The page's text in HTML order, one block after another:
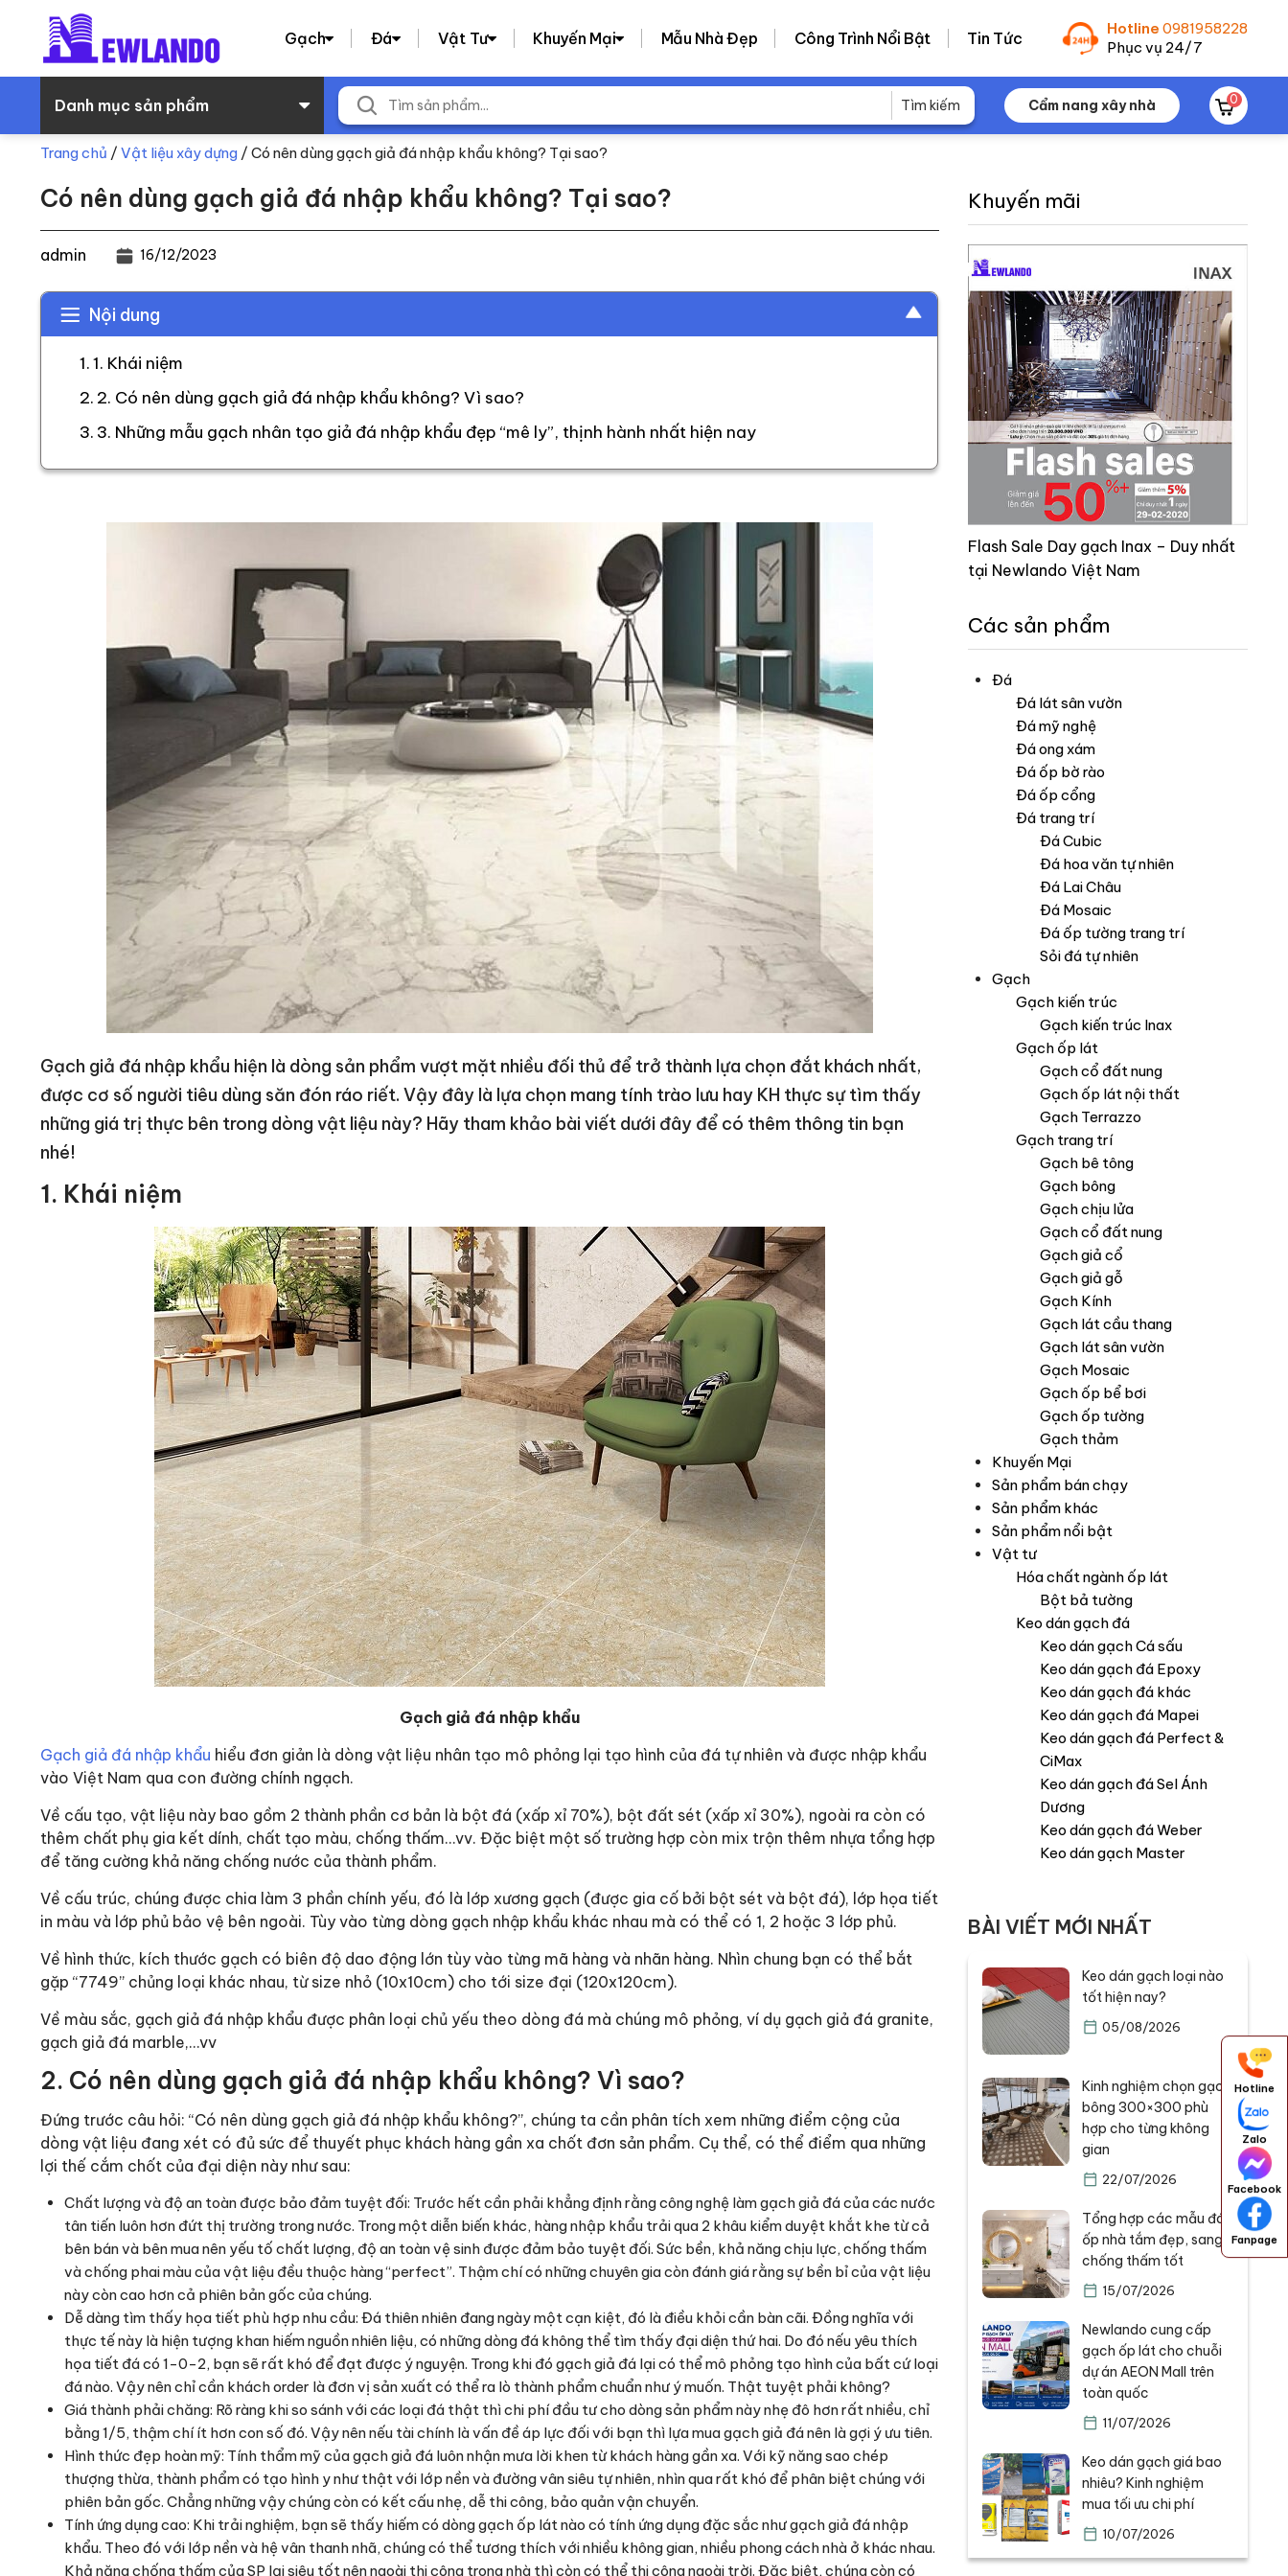
Gạch Đá Vật Tư Khuyến Mại Mẫu Nhà Đẹp Công Trình Nổi Bật Tin Tức
Hotline 0981958228
Phục vụ 24/7
Danh mục sản phẩm Cẩm nang xây nhà 0
Trang chủ / Vật liệu xây dựng / Có nên dùng gạch giả đá nhập khẩu không? Tại sao?
Có nên dùng gạch giả đá nhập khẩu không? Tại sao?
admin 16/12/2023
Nội dung
1. Khái niệm
2. Có nên dùng gạch giả đá nhập khẩu không? Vì sao?
3. Những mẫu gạch nhân tạo giả đá nhập khẩu đẹp “mê ly”, thịnh hành nhất hiện nay
Gạch giả đá nhập khẩu hiện là dòng sản phẩm vượt mặt nhiều đối thủ để trở thành lựa chọn đắt khách nhất,
được cơ số người tiêu dùng săn đón ráo riết. Vậy đây là lựa chọn mang tính trào lưu hay KH thực sự tìm thấy
những giá trị thực bên trong dòng vật liệu này? Hãy tham khảo bài viết dưới đây để có thêm thông tin bạn
nhé!
1. Khái niệm
Gạch giả đá nhập khẩu
Gạch giả đá nhập khẩu hiểu đơn giản là dòng vật liệu nhân tạo mô phỏng lại tạo hình của đá tự nhiên và được nhập khẩu
vào Việt Nam qua con đường chính ngạch.
Về cấu tạo, vật liệu này bao gồm 2 thành phần cơ bản là bột đá (xấp xỉ 70%), bột đất sét (xấp xỉ 30%), ngoài ra còn có
thêm chất phụ gia kết dính, chất tạo màu, chống thấm…vv. Đặc biệt một số trường hợp còn mix trộn thêm nhựa tổng hợp
để tăng cường khả năng chống nước của thành phẩm.
Về cấu trúc, chúng được chia làm 3 phần chính yếu, đó là lớp xương gạch (được gia cố bởi bột sét và bột đá), lớp họa tiết
in màu và lớp phủ bảo vệ bên ngoài. Tùy vào từng dòng gạch nhập khẩu khác nhau mà có thể có 1, 2 hoặc 3 lớp phủ.
Về hình thức, kích thước gạch có biên độ dao động lớn tùy vào từng mã hàng và nhãn hàng. Nhìn chung bạn có thể bắt
gặp “7749” chủng loại khác nhau, từ size nhỏ (10x10cm) cho tới size đại (120x120cm).
Về màu sắc, gạch giả đá nhập khẩu được phân loại chủ yếu theo dòng đá mà chúng mô phỏng, ví dụ gạch giả đá granite,
gạch giả đá marble,…vv
2. Có nên dùng gạch giả đá nhập khẩu không? Vì sao?
Đứng trước câu hỏi: “Có nên dùng gạch giả đá nhập khẩu không?”, chúng ta cần phân tích xem những điểm cộng của
dòng vật liệu đang xét có đủ sức để thuyết phục khách hàng gần xa chốt đơn sản phẩm. Cụ thể, có thể điểm qua những
lợi thế cắm chốt của đại diện này như sau:
Chất lượng và độ an toàn được bảo đảm tuyệt đối: Trước hết cần phải khẳng định rằng công nghệ làm gạch giả đá của các nước
tân tiến luôn hơn đứt thị trường trong nước. Trong một diễn biến khác, hàng nhập khẩu trải qua 2 khâu kiểm duyệt khắt khe từ cả
bên bán và bên mua nên yếu tố chất lượng, độ an toàn vệ sinh được đảm bảo tuyệt đối. Sức bền, khả năng chịu lực, chống thấm
và chống phai màu của vật liệu đều thuộc hàng “perfect”. Thậm chí có những chuyên gia còn đánh giá rằng sự bền bỉ của vật liệu
này còn cao hơn cả phiên bản gốc của chúng.
Dễ dàng tìm thấy họa tiết phù hợp nhu cầu: Đá thiên nhiên đang ngày một cạn kiệt, đó là điều khỏi cần bàn cãi. Đồng nghĩa với
thực tế này là hiện tượng khan hiếm nguồn nhiên liệu, có những dòng đá không thể tìm thấy đại diện thứ hai. Do đó nếu yêu thích
họa tiết đá có 1-0-2, bạn sẽ rất khó để đạt được ý nguyện. Trong khi đó gạch giả đá lại có thể mô phỏng tạo hình của bất cứ loại
đá nào. Vậy nên chỉ cần khách order là đơn vị sản xuất có thể ra lò thành phẩm chuẩn như ý muốn. Thật tuyệt phải không?
Giá thành phải chăng: Rõ ràng khi so sánh với các loại đá thật thì chi phí đầu tư cho dòng sản phẩm này nhẹ đô hơn rất nhiều, chỉ
bằng 1/5, thậm chí ít hơn con số đó. Vậy nên nếu tài chính là vấn đề áp lực đối với bạn thì lựa mua gạch giả đá nên là gợi ý ưu tiên.
Hình thức đẹp hoàn mỹ: Tính thẩm mỹ của gạch giả đá luôn nhận mưa lời khen từ khách hàng gần xa. Với kỹ năng sao chép
thượng thừa, thành phẩm có tạo hình y như thật với lớp nền và đường vân siêu tự nhiên, nhìn qua rất khó để phân biệt chúng với
phiên bản gốc. Chẳng những vậy chúng còn có kết cấu nhẹ, dễ thi công, bảo quản vận chuyển.
Tính ứng dụng cao: Khi trải nghiệm, bạn sẽ thấy hiếm có dòng gạch ốp lát nào có tính ứng dụng đặc sắc như gạch giả đá nhập
khẩu. Theo đó với lớp nền và hệ vân thanh nhã, chúng có thể tương thích với nhiều không gian, nhiều phong cách nhà ở khác nhau.
Khả năng chống thấm của SP lại siêu tốt nên ngoài thi công trong nhà thì còn có thể thi công ngoài trời. Đặc biệt, chúng còn có
Khuyến mãi
Flash Sale Day gạch Inax – Duy nhất
tại Newlando Việt Nam
Các sản phẩm
Đá
Đá lát sân vườn
Đá mỹ nghệ
Đá ong xám
Đá ốp bờ rào
Đá ốp cổng
Đá trang trí
Đá Cubic
Đá hoa văn tự nhiên
Đá Lai Châu
Đá Mosaic
Đá ốp tường trang trí
Sỏi đá tự nhiên
Gạch
Gạch kiến trúc
Gạch kiến trúc Inax
Gạch ốp lát
Gạch cổ đất nung
Gạch ốp lát nội thất
Gạch Terrazzo
Gạch trang trí
Gạch bê tông
Gạch bông
Gạch chịu lửa
Gạch cổ đất nung
Gạch giả cổ
Gạch giả gỗ
Gạch Kính
Gạch lát cầu thang
Gạch lát sân vườn
Gạch Mosaic
Gạch ốp bể bơi
Gạch ốp tường
Gạch thảm
Khuyến Mại
Sản phẩm bán chạy
Sản phẩm khác
Sản phẩm nổi bật
Vật tư
Hóa chất ngành ốp lát
Bột bả tường
Keo dán gạch đá
Keo dán gạch Cá sấu
Keo dán gạch đá Epoxy
Keo dán gạch đá khác
Keo dán gạch đá Mapei
Keo dán gạch đá Perfect &
CiMax
Keo dán gạch đá Sel Ánh
Dương
Keo dán gạch đá Weber
Keo dán gạch Master
BÀI VIẾT MỚI NHẤT
Keo dán gạch loại nào
tốt hiện nay?
05/08/2026
Kinh nghiệm chọn gạch
bông 300×300 phù
hợp cho từng không
gian
22/07/2026
Tổng hợp các mẫu đá
ốp nhà tắm đẹp, sang,
chống thấm tốt
15/07/2026
Newlando cung cấp
gạch ốp lát cho chuỗi
dự án AEON Mall trên
toàn quốc
11/07/2026
Keo dán gạch giá bao
nhiêu? Kinh nghiệm
mua tối ưu chi phí
10/07/2026
Hotline
Zalo
Facebook
Fanpage